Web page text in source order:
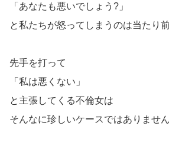
「あなたも悪いでしょう?」
と私たちが怒ってしまうのは当たり
先手を打って
「私は悪くない」
と主張してくる不倫女は
そんなに珍しいケースではありません